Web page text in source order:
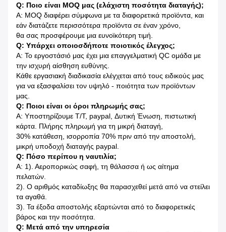
Q: Ποιο είναι MOQ μας (ελάχιστη ποσότητα διαταγής);
Α: MOQ διαφέρει σύμφωνα με τα διαφορετικά προϊόντα, και
εάν διατάζετε περισσότερα προϊόντα σε έναν χρόνο,
θα σας προσφέρουμε μια ευνοϊκότερη τιμή.
Q: Υπάρχει οποιοσδήποτε ποιοτικός έλεγχος;
Α: Το εργοστάσιό μας έχει μια επαγγελματική QC ομάδα με
την ισχυρή αίσθηση ευθύνης.
Κάθε εργασιακή διαδικασία ελέγχεται από τους ειδικούς μας
για να εξασφαλίσει τον υψηλό - ποιότητα των προϊόντων
μας.
Q: Ποιοι είναι οι όροι πληρωμής σας;
Α: Υποστηρίζουμε T/T, paypal, Δυτική Ένωση, πιστωτική
κάρτα. Πλήρης πληρωμή για τη μικρή διαταγή,
30% κατάθεση, ισορροπία 70% πριν από την αποστολή,
μικρή υποδοχή διαταγής paypal.
Q: Πόσο περίπου η ναυτιλία;
Α: 1). Αεροπορικώς σαφή, τη θάλασσα ή ως αίτημα
πελατών.
2). Ο αριθμός καταδίωξης θα παρασχεθεί μετά από να στείλει
τα αγαθά.
3). Τα έξοδα αποστολής εξαρτώνται από το διαφορετικές
βάρος και την ποσότητα.
Q: Μετά από την υπηρεσία